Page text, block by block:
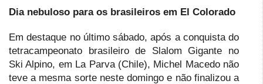
Dia nebuloso para os brasileiros em El Colorado
Em destaque no último sábado, após a conquista do
tetracampeonato brasileiro de Slalom Gigante no
Ski Alpino, em La Parva (Chile), Michel Macedo não
teve a mesma sorte neste domingo e não finalizou a